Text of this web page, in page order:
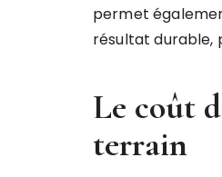
permet
résultat durable,
Le coût
terrain